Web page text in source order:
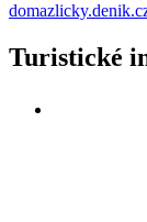
Turistické